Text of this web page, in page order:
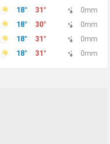
18° 31 ° 0mm
18° 30° 0mm
18° 31 ° 0mm
18° 31 ° 0mm